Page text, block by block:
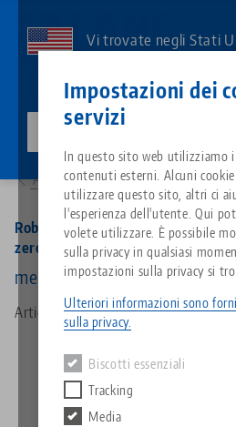
Impostazioni dei
servizi
In questo sito web utilizziamo
contenuti esterni. Alcuni cookie
utilizzare questo sito, altri ci
l'esperienza dell'utente. Qui
volete utilizzare. È possibile
sulla privacy in qualsiasi
impostazioni sulla privacy si
Ulteriori informazioni sono
sulla privacy.
Biscotti essenziali
Tracking
Media
contenuto
Vi trovate negli Stati
specifici del Paese.
Prodotti abbinati
Siamo spiacenti. Non abbiamo trovato
Vai alla pagina del prodotto
Servizi
Quicklinks
Search
Downloads
Contatto
Breadcrumb
66500: RoboTrex 52, Automazione Sistema di
Alla panoramica dei prodotti
RoboTrex 52, Automazione
zero
meccanico
Articolo n. 66500